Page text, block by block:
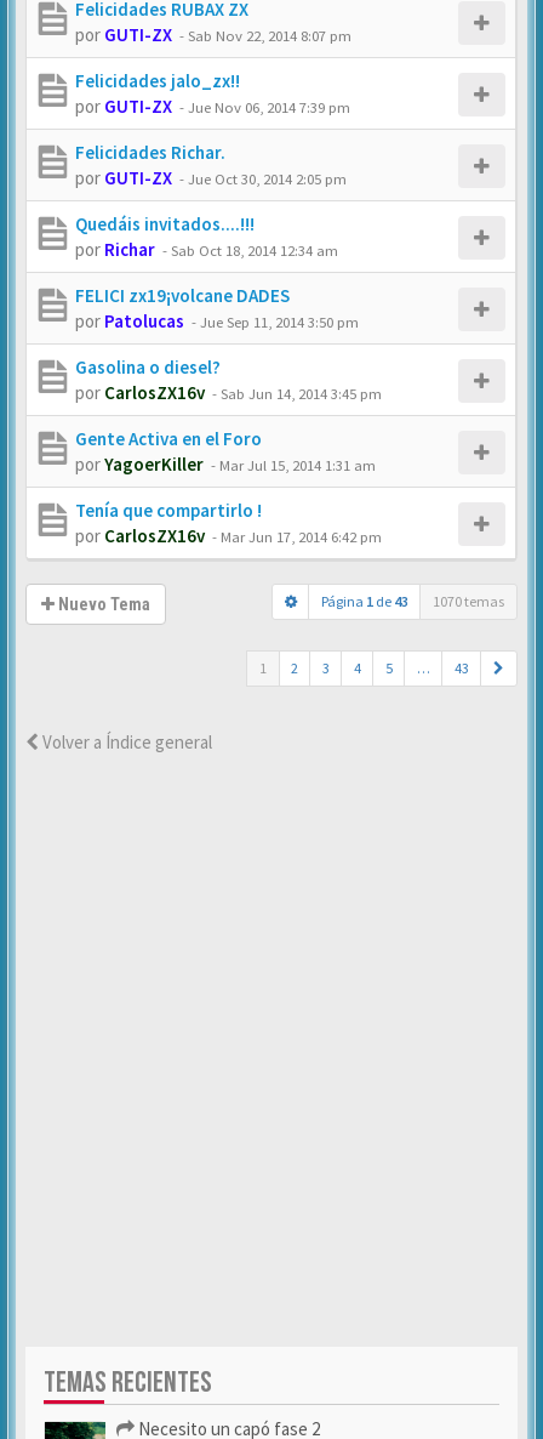
Felicidades RUBAX ZX
por GUTI-ZX -Sab Nov 22, 2014 8:07 pm
Felicidades jalo_zx!!
por GUTI-ZX -Jue Nov 06, 2014 7:39 pm
Felicidades Richar.
por GUTI-ZX -Jue Oct 30, 2014 2:05 pm
Quedáis invitados....!!!
por Richar -Sab Oct 18, 2014 12:34 am
FELICI zx19¡volcane DADES
por Patolucas -Jue Sep 11, 2014 3:50 pm
Gasolina o diesel?
por CarlosZX16v -Sab Jun 14, 2014 3:45 pm
Gente Activa en el Foro
porYagoerKiller - Mar Jul 15, 2014 1:31 am
Tenía que compartirlo !
por CarlosZX16v - Mar Jun 17, 2014 6:42 pm
Nuevo Tema Página 1 de 43 1070 temas
1 2 3 4 5 … 43
Volver a Índice general
TEMAS RECIENTES
Necesito un capó fase 2